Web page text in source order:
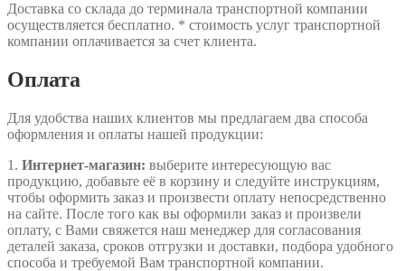
Доставка со склада до терминала транспортной компании
осуществляется бесплатно. * стоимость услуг транспортной
компании оплачивается за счет клиента.
Оплата
Для удобства наших клиентов мы предлагаем два способа
оформления и оплаты нашей продукции:
1. Интернет-магазин: выберите интересующую вас
продукцию, добавьте её в корзину и следуйте инструкциям,
чтобы оформить заказ и произвести оплату непосредственно
на сайте. После того как вы оформили заказ и произвели
оплату, с Вами свяжется наш менеджер для согласования
деталей заказа, сроков отгрузки и доставки, подбора удобного
способа и требуемой Вам транспортной компании.